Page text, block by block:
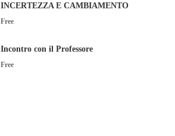
INCERTEZZA E CAMBIAMENTO
Free
Incontro con il Professore
Free